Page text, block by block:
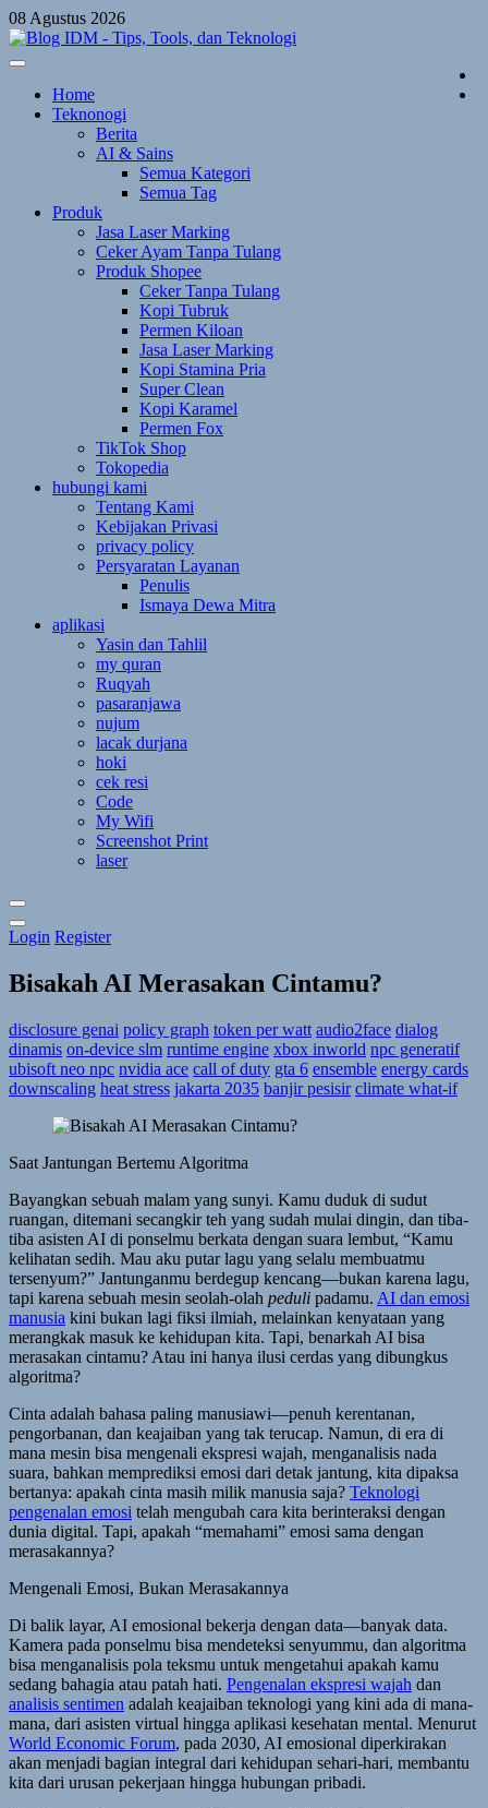
Skip
to
content
08 Agustus 2026
Home
Teknonogi
Berita
AI & Sains
Semua Kategori
Semua Tag
Produk
Jasa Laser Marking
Ceker Ayam Tanpa Tulang
Produk Shopee
Ceker Tanpa Tulang
Kopi Tubruk
Permen Kiloan
Jasa Laser Marking
Kopi Stamina Pria
Super Clean
Kopi Karamel
Permen Fox
TikTok Shop
Tokopedia
hubungi kami
Tentang Kami
Kebijakan Privasi
privacy policy
Persyaratan Layanan
Penulis
Ismaya Dewa Mitra
aplikasi
Yasin dan Tahlil
my quran
Ruqyah
pasaranjawa
nujum
lacak durjana
hoki
cek resi
Code
My Wifi
Screenshot Print
laser
Toggle
Theme
Login Register
Bisakah AI Merasakan Cintamu?
disclosure genai policy graph token per watt audio2face dialog
dinamis on-device slm runtime engine xbox inworld npc generatif
ubisoft neo npc nvidia ace call of duty gta 6 ensemble energy cards
downscaling heat stress jakarta 2035 banjir pesisir climate what-if
Saat Jantungan Bertemu Algoritma
Bayangkan sebuah malam yang sunyi. Kamu duduk di sudut
ruangan, ditemani secangkir teh yang sudah mulai dingin, dan tiba-
tiba asisten AI di ponselmu berkata dengan suara lembut, “Kamu
kelihatan sedih. Mau aku putar lagu yang selalu membuatmu
tersenyum?” Jantunganmu berdegup kencang—bukan karena lagu,
tapi karena sebuah mesin seolah-olah peduli padamu. AI dan emosi
manusia kini bukan lagi fiksi ilmiah, melainkan kenyataan yang
merangkak masuk ke kehidupan kita. Tapi, benarkah AI bisa
merasakan cintamu? Atau ini hanya ilusi cerdas yang dibungkus
algoritma?
Cinta adalah bahasa paling manusiawi—penuh kerentanan,
pengorbanan, dan keajaiban yang tak terucap. Namun, di era di
mana mesin bisa mengenali ekspresi wajah, menganalisis nada
suara, bahkan memprediksi emosi dari detak jantung, kita dipaksa
bertanya: apakah cinta masih milik manusia saja? Teknologi
pengenalan emosi telah mengubah cara kita berinteraksi dengan
dunia digital. Tapi, apakah “memahami” emosi sama dengan
merasakannya?
Mengenali Emosi, Bukan Merasakannya
Di balik layar, AI emosional bekerja dengan data—banyak data.
Kamera pada ponselmu bisa mendeteksi senyummu, dan algoritma
bisa menganalisis pola teksmu untuk mengetahui apakah kamu
sedang bahagia atau patah hati. Pengenalan ekspresi wajah dan
analisis sentimen adalah keajaiban teknologi yang kini ada di mana-
mana, dari asisten virtual hingga aplikasi kesehatan mental. Menurut
World Economic Forum, pada 2030, AI emosional diperkirakan
akan menjadi bagian integral dari kehidupan sehari-hari, membantu
kita dari urusan pekerjaan hingga hubungan pribadi.